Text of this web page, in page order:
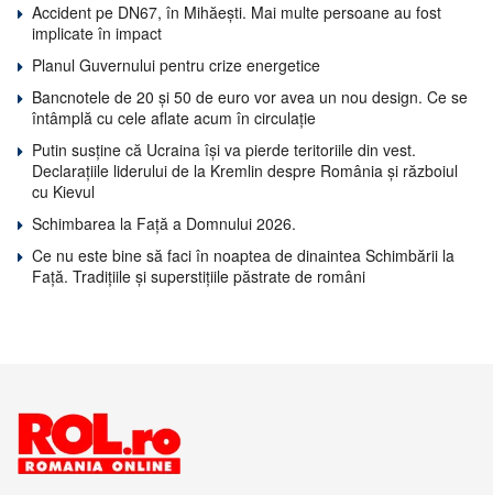
Accident pe DN67, în Mihăești. Mai multe persoane au fost
implicate în impact
Planul Guvernului pentru crize energetice
Bancnotele de 20 și 50 de euro vor avea un nou design. Ce se
întâmplă cu cele aflate acum în circulație
Putin susține că Ucraina își va pierde teritoriile din vest.
Declarațiile liderului de la Kremlin despre România și războiul
cu Kievul
Schimbarea la Față a Domnului 2026.
Ce nu este bine să faci în noaptea de dinaintea Schimbării la
Față. Tradițiile și superstițiile păstrate de români